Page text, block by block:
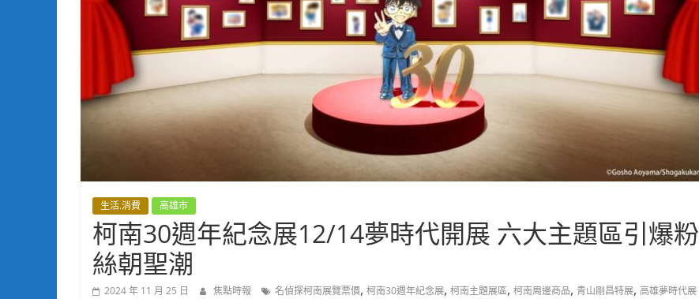
生活.消費 高雄市
柯南30週年紀念展12/14夢時代開展 六大主題區引爆粉
絲朝聖潮
2024 年 11 月 25 日 焦點時報 名偵探柯南展覽票價, 柯南30週年紀念展, 柯南主題展區, 柯南周邊商品, 青山剛昌特展, 高雄夢時代展